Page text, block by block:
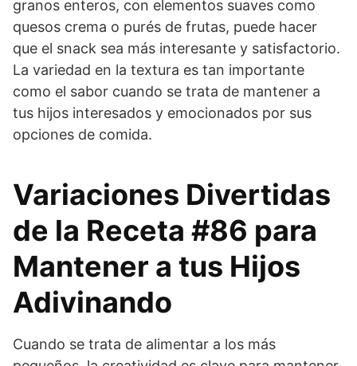
granos enteros, con elementos suaves como
quesos crema o purés de frutas, puede hacer
que el snack sea más interesante y satisfactorio.
La variedad en la textura es tan importante
como el sabor cuando se trata de mantener a
tus hijos interesados y emocionados por sus
opciones de comida.
Variaciones Divertidas
de la Receta #86 para
Mantener a tus Hijos
Adivinando
Cuando se trata de alimentar a los más